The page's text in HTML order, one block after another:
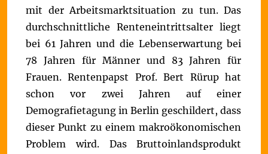
mit der Arbeitsmarktsituation zu tun. Das
durchschnittliche Renteneintrittsalter liegt
bei 61 Jahren und die Lebenserwartung bei
78 Jahren für Männer und 83 Jahren für
Frauen. Rentenpapst Prof. Bert Rürup hat
schon vor zwei Jahren auf einer
Demografietagung in Berlin geschildert, dass
dieser Punkt zu einem makroökonomischen
Problem wird. Das Bruttoinlandsprodukt